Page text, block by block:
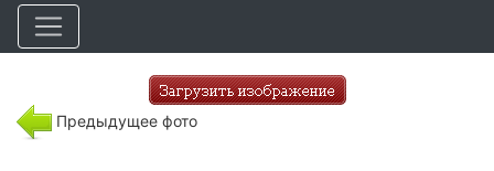
Предыдущее фото